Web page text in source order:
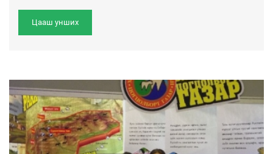
Цааш унших